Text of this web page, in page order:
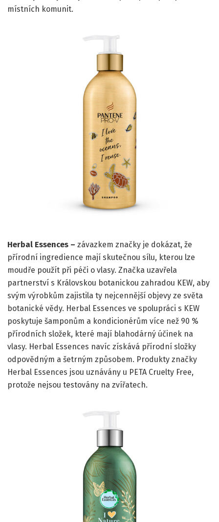
místních komunit.
Herbal Essences – závazkem značky je dokázat, že
přírodní ingredience mají skutečnou sílu, kterou lze
moudře použít při péči o vlasy. Značka uzavřela
partnerství s Královskou botanickou zahradou KEW, aby
svým výrobkům zajistila ty nejcennější objevy ze světa
botanické vědy. Herbal Essences ve spolupráci s KEW
poskytuje šamponům a kondicionérům více než 90 %
přírodních složek, které mají blahodárný účinek na
vlasy. Herbal Essences navíc získává přírodní složky
odpovědným a šetrným způsobem. Produkty značky
Herbal Essences jsou uznávány u PETA Cruelty Free,
protože nejsou testovány na zvířatech.